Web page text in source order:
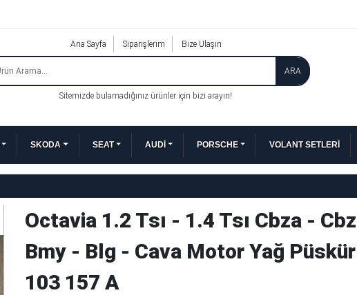
Ana Sayfa Siparişlerim Bize Ulaşın
ARA
Sitemizde bulamadığınız ürünler için bizi arayın!
SKODA SEAT AUDİ PORSCHE VOLANT SETLERİ
Octavia 1.2 Tsı - 1.4 Tsı Cbza -
Bmy - Blg - Cava Motor Yağ
103 157 A